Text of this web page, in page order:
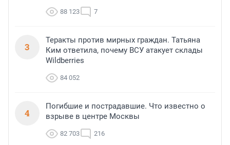
88 123 7
3
Теракты против мирных граждан. Татьяна
Ким ответила, почему ВСУ атакует склады
Wildberries
84 052
4
Погибшие и пострадавшие. Что известно о
взрыве в центре Москвы
82 703 216